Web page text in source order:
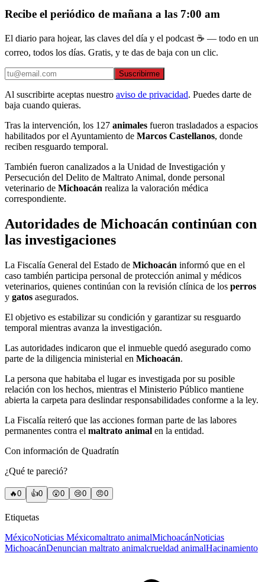
Recibe el periódico de mañana a las 7:00 am
El diario para hojear, las claves del día y el podcast ☕ — todo en un
correo, todos los días. Gratis, y te das de baja con un clic.
Suscribirme
Al suscribirte aceptas nuestro aviso de privacidad. Puedes darte de
baja cuando quieras.
Tras la intervención, los 127 animales fueron trasladados a espacios
habilitados por el Ayuntamiento de Marcos Castellanos, donde
reciben resguardo temporal.
También fueron canalizados a la Unidad de Investigación y
Persecución del Delito de Maltrato Animal, donde personal
veterinario de Michoacán realiza la valoración médica
correspondiente.
Autoridades de Michoacán continúan con
las investigaciones
La Fiscalía General del Estado de Michoacán informó que en el
caso también participa personal de protección animal y médicos
veterinarios, quienes continúan con la revisión clínica de los perros
y gatos asegurados.
El objetivo es estabilizar su condición y garantizar su resguardo
temporal mientras avanza la investigación.
Las autoridades indicaron que el inmueble quedó asegurado como
parte de la diligencia ministerial en Michoacán.
La persona que habitaba el lugar es investigada por su posible
relación con los hechos, mientras el Ministerio Público mantiene
abierta la carpeta para deslindar responsabilidades conforme a la ley.
La Fiscalía reiteró que las acciones forman parte de las labores
permanentes contra el maltrato animal en la entidad.
Con información de Quadratín
¿Qué te pareció?
🔥0 👍0 😲0 😢0 😠0
Etiquetas
MéxicoNoticias Méxicomaltrato animalMichoacánNoticias
MichoacánDenuncian maltrato animalcrueldad animalHacinamiento